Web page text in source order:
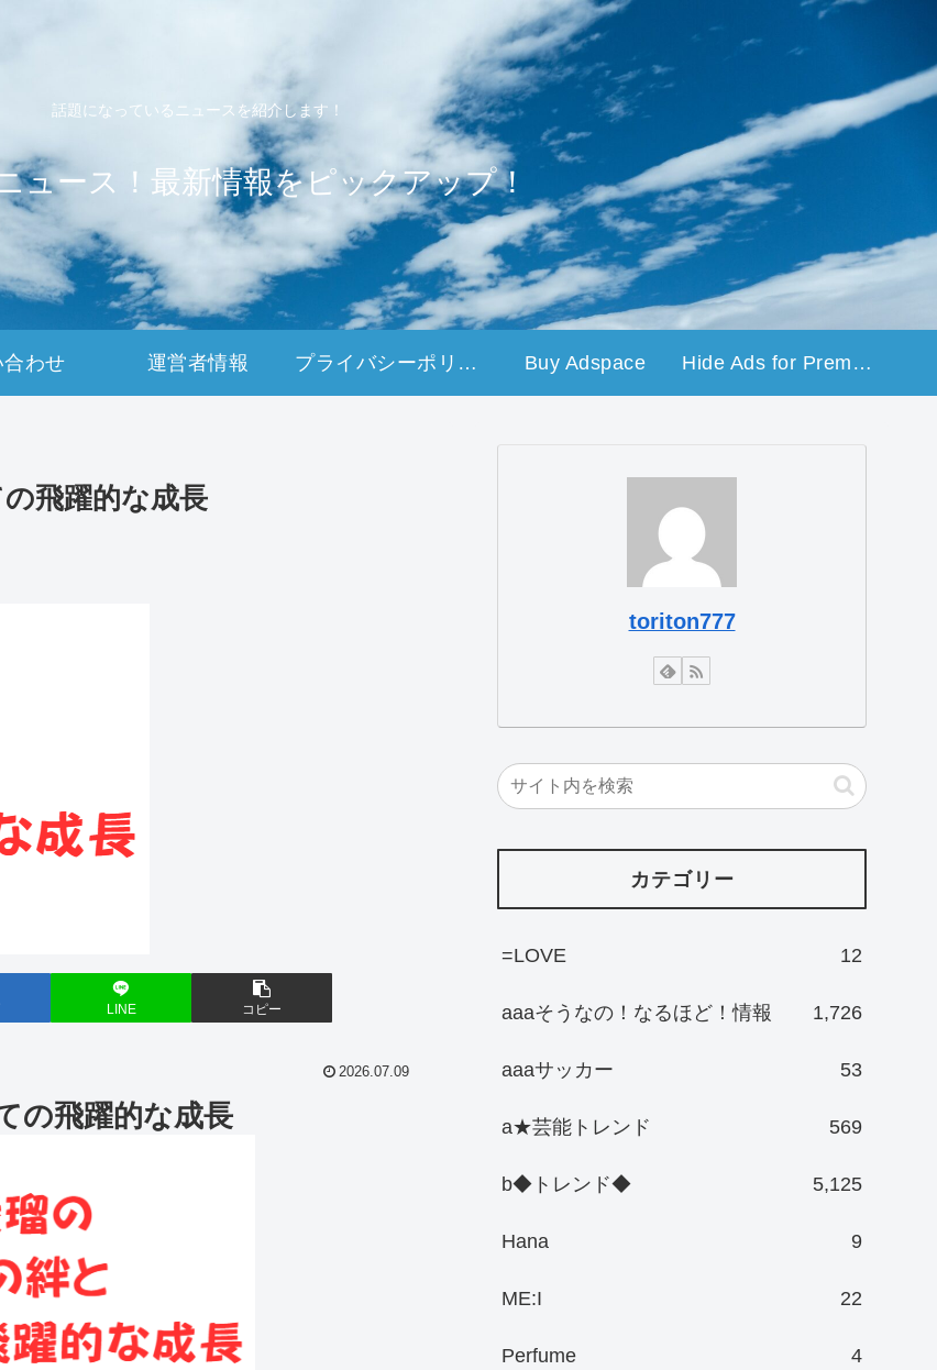
話題になっているニュースを紹介します！
ュース！最新情報をピックアップ！
合わせ 運営者情報 プライバシーポリシー Buy Adspace Hide Ads for Premium Members
飛躍的な成長
LINE コピー
2026.07.09
の飛躍的な成長
toriton777
カテゴリー
=LOVE 12
aaaそうなの！なるほど！情報 1,726
aaaサッカー 53
a★芸能トレンド 569
b◆トレンド◆ 5,125
Hana 9
ME:I 22
Perfume 4